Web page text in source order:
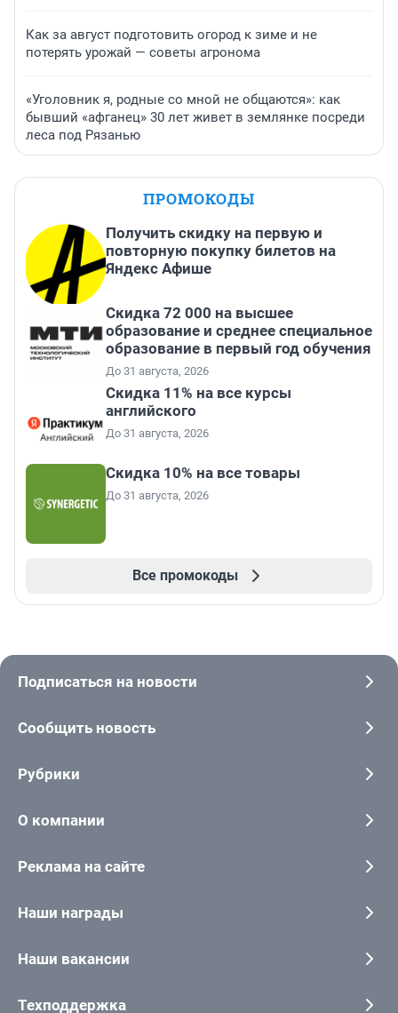
Как за август подготовить огород к зиме и не
потерять урожай — советы агронома
«Уголовник я, родные со мной не общаются»: как
бывший «афганец» 30 лет живет в землянке посреди
леса под Рязанью
ПРОМОКОДЫ
Получить скидку на первую и
повторную покупку билетов на
Яндекс Афише
Скидка 72 000 на высшее
образование и среднее специальное
образование в первый год обучения
До 31 августа, 2026
Скидка 11% на все курсы
английского
До 31 августа, 2026
Скидка 10% на все товары
До 31 августа, 2026
Все промокоды
Подписаться на новости
Сообщить новость
Рубрики
О компании
Реклама на сайте
Наши награды
Наши вакансии
Техподдержка